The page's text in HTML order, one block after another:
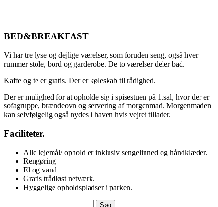
BED&BREAKFAST
Vi har tre lyse og dejlige værelser, som foruden seng, også hver
rummer stole, bord og garderobe. De to værelser deler bad.
Kaffe og te er gratis. Der er køleskab til rådighed.
Der er mulighed for at opholde sig i spisestuen på 1.sal, hvor der er
sofagruppe, brændeovn og servering af morgenmad. Morgenmaden
kan selvfølgelig også nydes i haven hvis vejret tillader.
Faciliteter.
Alle lejemål/ ophold er inklusiv sengelinned og håndklæder.
Rengøring
El og vand
Gratis trådløst netværk.
Hyggelige opholdspladser i parken.